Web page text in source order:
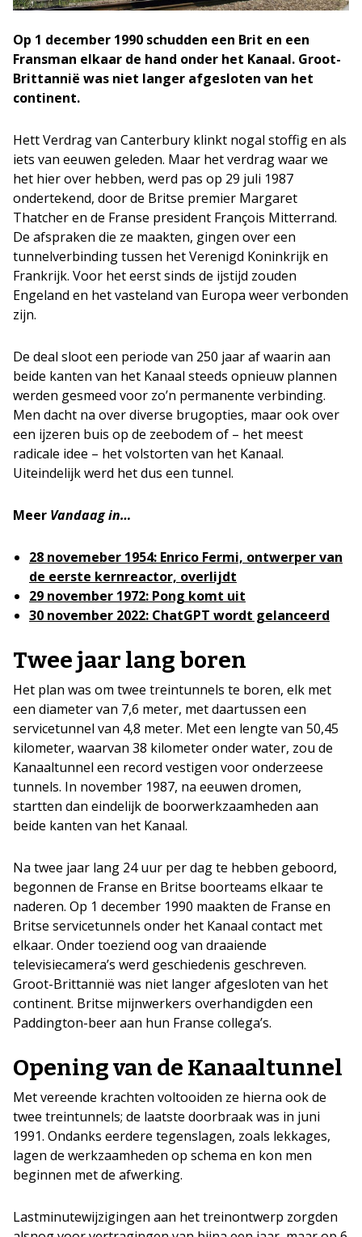
Op 1 december 1990 schudden een Brit en een
Fransman elkaar de hand onder het Kanaal. Groot-
Brittannië was niet langer afgesloten van het
continent.
Hett Verdrag van Canterbury klinkt nogal stoffig en als
iets van eeuwen geleden. Maar het verdrag waar we
het hier over hebben, werd pas op 29 juli 1987
ondertekend, door de Britse premier Margaret
Thatcher en de Franse president François Mitterrand.
De afspraken die ze maakten, gingen over een
tunnelverbinding tussen het Verenigd Koninkrijk en
Frankrijk. Voor het eerst sinds de ijstijd zouden
Engeland en het vasteland van Europa weer verbonden
zijn.
De deal sloot een periode van 250 jaar af waarin aan
beide kanten van het Kanaal steeds opnieuw plannen
werden gesmeed voor zo’n permanente verbinding.
Men dacht na over diverse brugopties, maar ook over
een ijzeren buis op de zeebodem of – het meest
radicale idee – het volstorten van het Kanaal.
Uiteindelijk werd het dus een tunnel.
Meer Vandaag in…
28 novemeber 1954: Enrico Fermi, ontwerper van
de eerste kernreactor, overlijdt
29 november 1972: Pong komt uit
30 november 2022: ChatGPT wordt gelanceerd
Twee jaar lang boren
Het plan was om twee treintunnels te boren, elk met
een diameter van 7,6 meter, met daartussen een
servicetunnel van 4,8 meter. Met een lengte van 50,45
kilometer, waarvan 38 kilometer onder water, zou de
Kanaaltunnel een record vestigen voor onderzeese
tunnels. In november 1987, na eeuwen dromen,
startten dan eindelijk de boorwerkzaamheden aan
beide kanten van het Kanaal.
Na twee jaar lang 24 uur per dag te hebben geboord,
begonnen de Franse en Britse boorteams elkaar te
naderen. Op 1 december 1990 maakten de Franse en
Britse servicetunnels onder het Kanaal contact met
elkaar. Onder toeziend oog van draaiende
televisiecamera’s werd geschiedenis geschreven.
Groot-Brittannië was niet langer afgesloten van het
continent. Britse mijnwerkers overhandigden een
Paddington-beer aan hun Franse collega’s.
Opening van de Kanaaltunnel
Met vereende krachten voltooiden ze hierna ook de
twee treintunnels; de laatste doorbraak was in juni
1991. Ondanks eerdere tegenslagen, zoals lekkages,
lagen de werkzaamheden op schema en kon men
beginnen met de afwerking.
Lastminutewijzigingen aan het treinontwerp zorgden